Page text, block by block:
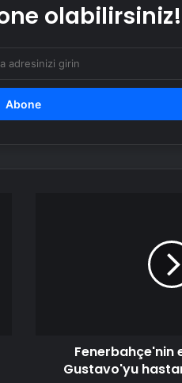
Zarafetin ve
olabilirsiniz!
Fenerbahçe'nin
Gustavo'yu